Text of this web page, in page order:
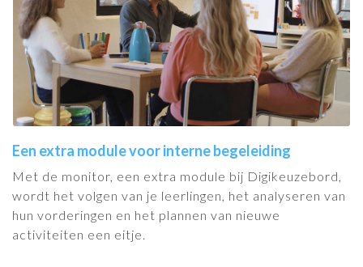
Een extra module voor interne begeleiding
Met de monitor, een extra module bij Digikeuzebord,
wordt het volgen van je leerlingen, het analyseren van
hun vorderingen en het plannen van nieuwe
activiteiten een eitje.